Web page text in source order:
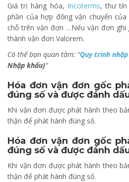
Giá trị hàng hóa, Incoterms, thư tín
phần của hợp đồng vận chuyển
chỗ trên vận đơn …Nếu vận đơn
thành vận đơn Valorem.
Có thể bạn quan tâm: “Quy trình
Nhập khẩu)“
Hóa đơn vận đơn gốc
đúng số và được đánh
Khi vận đơn được phát hành theo
thận để phát hành đúng số.
Hóa đơn vận đơn gốc
đúng số và được đánh
Khi vận đơn được phát hành theo
thận để phát hành đúng số.